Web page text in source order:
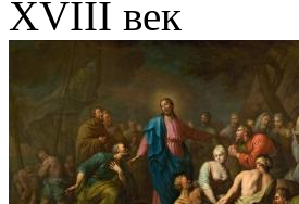
XVIII век